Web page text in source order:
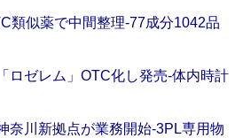
類似薬で中間整理‐77成分1042品
ロゼレム」OTC化し発売‐体内時計
奈川新拠点が業務開始‐3PL専用物